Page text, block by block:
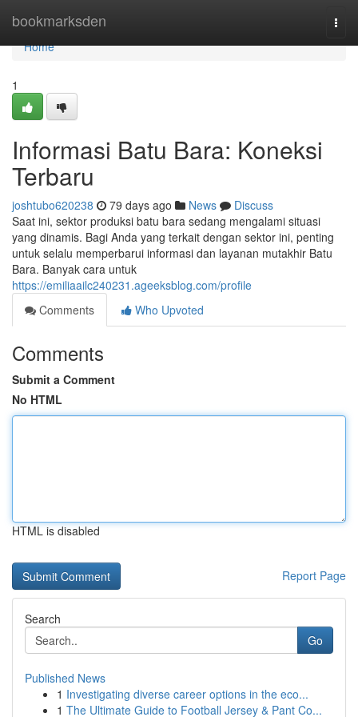
bookmarksden
Home
Home
1
Informasi Batu Bara: Koneksi
Terbaru
joshtubo620238 79 days ago News
Discuss
Saat ini, sektor produksi batu bara sedang mengalami situasi
yang dinamis. Bagi Anda yang terkait dengan sektor ini, penting
untuk selalu memperbarui informasi dan layanan mutakhir Batu
Bara. Banyak cara untuk
https://emiliaailc240231.ageeksblog.com/profile
Comments
Who Upvoted
Comments
Submit a Comment
No HTML
HTML is disabled
Report Page
Search
Go
Published News
1 Investigating diverse career options in the eco...
1 The Ultimate Guide to Football Jersey & Pant Co...